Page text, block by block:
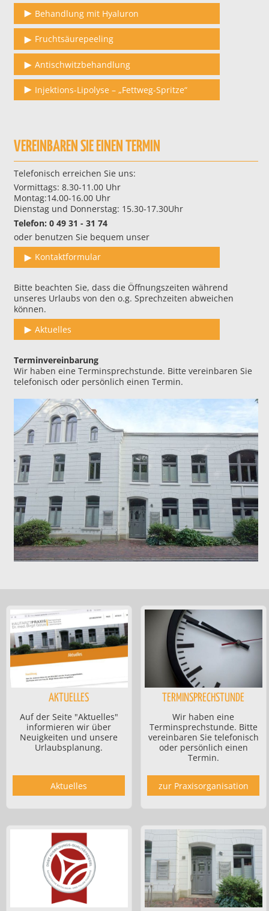
Behandlung mit Hyaluron
Fruchtsäurepeeling
Antischwitzbehandlung
Injektions-Lipolyse – „Fettweg-Spritze“
VEREINBAREN SIE EINEN TERMIN
Telefonisch erreichen Sie uns:
Vormittags: 8.30-11.00 Uhr
Montag:14.00-16.00 Uhr
Dienstag und Donnerstag: 15.30-17.30Uhr
Telefon: 0 49 31 - 31 74
oder benutzen Sie bequem unser
Kontaktformular
Bitte beachten Sie, dass die Öffnungszeiten während
unseres Urlaubs von den o.g. Sprechzeiten abweichen
können.
Aktuelles
Terminvereinbarung
Wir haben eine Terminsprechstunde. Bitte vereinbaren Sie
telefonisch oder persönlich einen Termin.
AKTUELLES
Auf der Seite "Aktuelles"
informieren wir über
Neuigkeiten und unsere
Urlaubsplanung.
Aktuelles
TERMINSPRECHSTUNDE
Wir haben eine
Terminsprechstunde. Bitte
vereinbaren Sie telefonisch
oder persönlich einen
Termin.
zur Praxisorganisation